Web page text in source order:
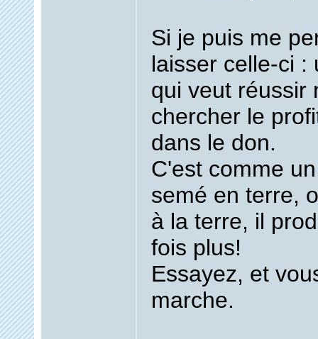
Si je puis me
laisser celle-ci :
qui veut réussir
chercher le
dans le don.
C'est comme
semé en terre,
à la terre, il
fois plus!
Essayez, et
marche.